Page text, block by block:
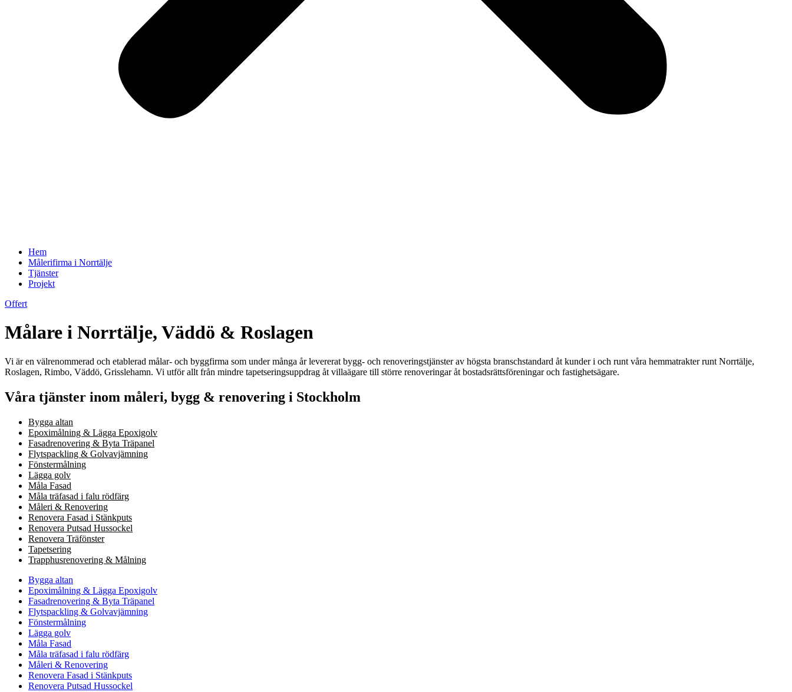
Hem
Målerifirma i Norrtälje
Tjänster
Projekt
Offert
Målare i Norrtälje, Väddö & Roslagen
Vi är en välrenommerad och etablerad målar- och byggfirma som under många år levererat bygg- och renoveringstjänster av högsta branschstandard åt kunder i och runt våra hemmatrakter runt Norrtälje,
Roslagen, Rimbo, Väddö, Grisslehamn. Vi utför allt från mindre tapetseringsuppdrag åt villaägare till större renoveringar åt bostadsrättsföreningar och fastighetsägare.
Våra tjänster inom måleri, bygg & renovering i Stockholm
Bygga altan
Epoximålning & Lägga Epoxigolv
Fasadrenovering & Byta Träpanel
Flytspackling & Golvavjämning
Fönstermålning
Lägga golv
Måla Fasad
Måla träfasad i falu rödfärg
Måleri & Renovering
Renovera Fasad i Stänkputs
Renovera Putsad Hussockel
Renovera Träfönster
Tapetsering
Trapphusrenovering & Målning
Bygga altan
Epoximålning & Lägga Epoxigolv
Fasadrenovering & Byta Träpanel
Flytspackling & Golvavjämning
Fönstermålning
Lägga golv
Måla Fasad
Måla träfasad i falu rödfärg
Måleri & Renovering
Renovera Fasad i Stänkputs
Renovera Putsad Hussockel